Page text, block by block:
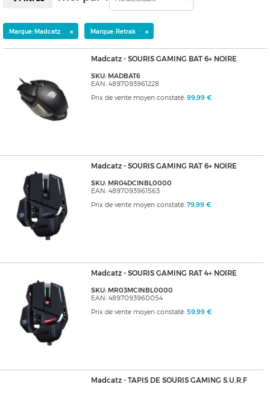
Marque: Madcatz × Marque: Retrak ×
Madcatz - SOURIS GAMING BAT 6+ NOIRE
SKU: MADBAT6
EAN: 4897093961228
Prix de vente moyen constaté: 99,99 €
Madcatz - SOURIS GAMING RAT 6+ NOIRE
SKU: MR04DCINBL0000
EAN: 4897093961563
Prix de vente moyen constaté: 79,99 €
Madcatz - SOURIS GAMING RAT 4+ NOIRE
SKU: MR03MCINBL0000
EAN: 4897093960054
Prix de vente moyen constaté: 59,99 €
Madcatz - TAPIS DE SOURIS GAMING S.U.R.F